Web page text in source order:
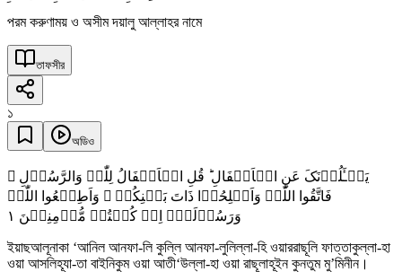
পরম করুণাময় ও অসীম দয়ালু আল্লাহর নামে
তাফসীর
১
অডিও
یَسۡـَٔلُوۡنَکَ عَنِ الۡاَنۡفَالِ ؕ قُلِ الۡاَنۡفَالُ لِلّٰہِ وَالرَّسُوۡلِ ۚ
فَاتَّقُوا اللّٰہَ وَاَصۡلِحُوۡا ذَاتَ بَیۡنِکُمۡ ۪ وَاَطِیۡعُوا اللّٰہَ
وَرَسُوۡلَہٗۤ اِنۡ کُنۡتُمۡ مُّؤۡمِنِیۡنَ ١
ইয়াছআলূনাকা ‘আনিল আনফা-লি কুল্লি আনফা-লুলিল্লা-হি ওয়াররাছূলি ফাত্তাকুল্লা-হা
ওয়া আসলিহূযা-তা বাইনিকুম ওয়া আতী‘উল্লা-হা ওয়া রাছূলাহূইন কুনতুম মু’মিনীন।